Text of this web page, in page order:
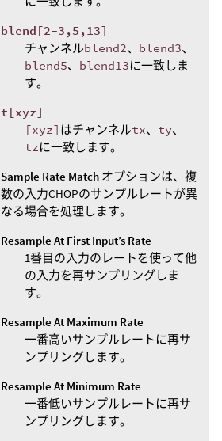
blend[2-3,5,13]
チャンネルblend2、 blend3、
blend5、 blend13に一致しま
す。
t[xyz]
[xyz] はチャンネルtx、 ty、
tzに一致します。
Sample Rate Match オプションは、複
数の入力CHOPのサンプルレートが異
なる場合を処理します。
Resample At First Input’s Rate
1番目の入力のレートを使って他
の入力を再サンプリングしま
す。
Resample At Maximum Rate
一番高いサンプルレートに再サ
ンプリングします。
Resample At Minimum Rate
一番低いサンプルレートに再サ
ンプリングします。